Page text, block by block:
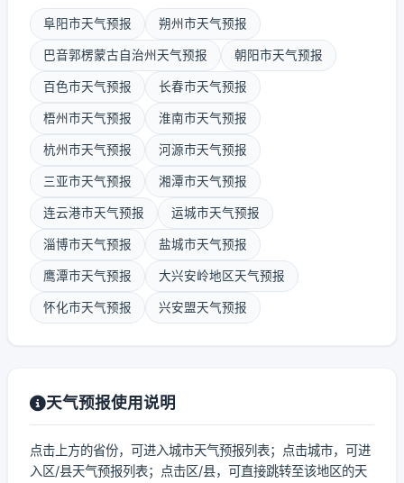
阜阳市天气预报 朔州市天气预报
巴音郭楞蒙古自治州天气预报 朝阳市天气预报
百色市天气预报 长春市天气预报
梧州市天气预报 淮南市天气预报
杭州市天气预报 河源市天气预报
三亚市天气预报 湘潭市天气预报
连云港市天气预报 运城市天气预报
淄博市天气预报 盐城市天气预报
鹰潭市天气预报 大兴安岭地区天气预报
怀化市天气预报 兴安盟天气预报
天气预报使用说明
点击上方的省份，可进入城市天气预报列表；点击城市，可进
入区/县天气预报列表；点击区/县，可直接跳转至该地区的天